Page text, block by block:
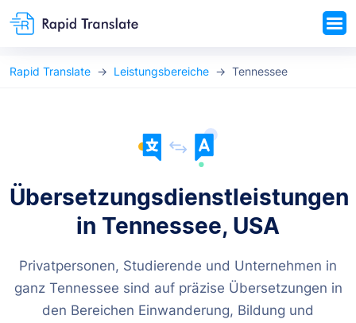
Rapid Translate Leistungsbereiche Tennessee
Übersetzungsdienstleistungen
in Tennessee, USA
Privatpersonen, Studierende und Unternehmen in
ganz Tennessee sind auf präzise Übersetzungen in
den Bereichen Einwanderung, Bildung und